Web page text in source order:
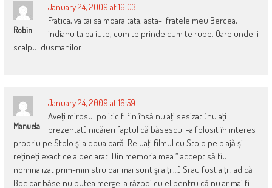
Robin
January 24, 2009 at 16:03
Fratica, va tai sa moara tata. asta-i fratele meu Bercea,
indianu talpa iute, cum te prinde cum te rupe. Oare unde-i
scalpul dusmanilor.
Manuela
January 24, 2009 at 16:59
Aveţi mirosul politic f. fin însă nu aţi sesizat (nu aţi
prezentat) nicăieri faptul că băsescu l-a folosit în interes
propriu pe Stolo şi a doua oară. Reluaţi filmul cu Stolo pe plajă şi
reţineţi exact ce a declarat. Din memoria mea:” accept să fiu
nominalizat prim-ministru dar mai sunt şi alţii…) Si au fost alţii, adică
Boc dar băse nu putea merge la război cu el pentru că nu ar mai fi